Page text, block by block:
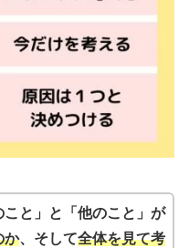
こと」と「他のこと」が
か、そして全体を見て考